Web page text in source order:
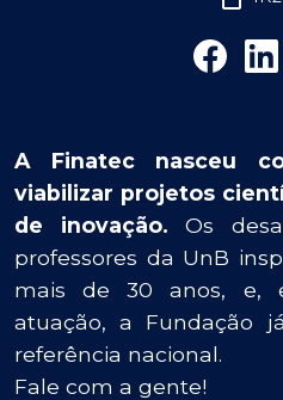
A Finatec nasceu
viabilizar projetos
de inovação. Os
professores da UnB
mais de 30 anos, e,
atuação, a Fundação
referência nacional.
Fale com a gente!